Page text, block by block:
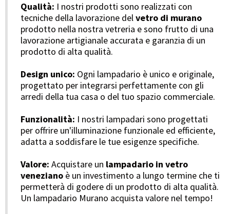
Qualità: I nostri prodotti sono realizzati con
tecniche della lavorazione delvetro di murano
prodotto nella nostra vetreria e sono frutto di una
lavorazione artigianale accurata e garanzia di un
prodotto di alta qualità.
Design unico: Ogni lampadario è unico e originale,
progettato per integrarsi perfettamente con gli
arredi della tua casa o del tuo spazio commerciale.
Funzionalità: I nostri lampadari sono progettati
per offrire un'illuminazione funzionale ed efficiente,
adatta a soddisfare le tue esigenze specifiche.
Valore: Acquistare un lampadario in vetro
veneziano è un investimento a lungo termine che ti
permetterà di godere di un prodotto di alta qualità.
Un lampadario Murano acquista valore nel tempo!